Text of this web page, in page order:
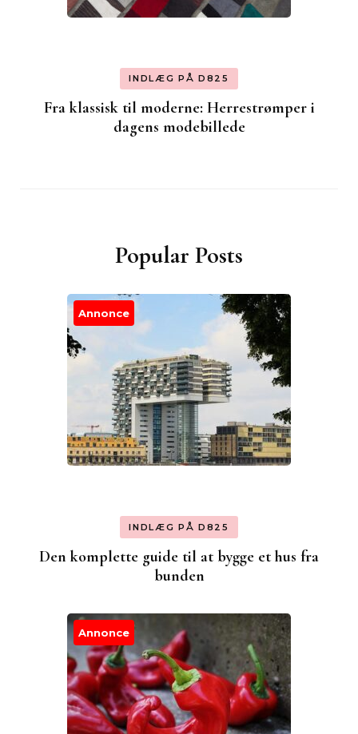
INDLÆG PÅ D825
Fra klassisk til moderne: Herrestrømper i
dagens modebillede
Popular Posts
Annonce
INDLÆG PÅ D825
Den komplette guide til at bygge et hus fra
bunden
Annonce